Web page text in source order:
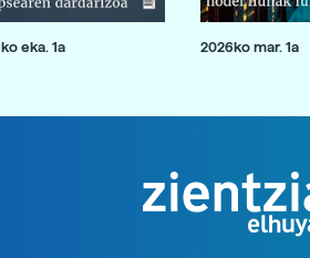
eka. 1a 2026ko mar. 1a